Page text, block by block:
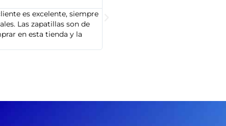
es excelente, siempre
Las zapatillas son de
en esta tienda y la